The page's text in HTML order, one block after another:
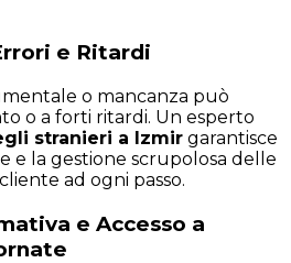
e Ritardi
o mancanza può
o a forti ritardi. Un esperto
stranieri a Izmir garantisce
e la gestione scrupolosa delle
ad ogni passo.
e Accesso a